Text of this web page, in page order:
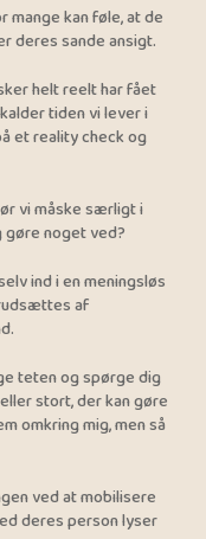
mange kan føle, at de
deres sande ansigt.
helt reelt har fået
tiden vi lever i
et reality check og
vi måske særligt i
gøre noget ved?
ind i en meningsløs
af
teten og spørge dig
eller stort, der kan gøre
omkring mig, men så
ved at mobilisere
deres person lyser